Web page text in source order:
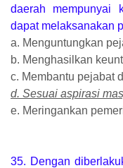
daerah mempunyai
dapat melaksanakan
a. Menguntungkan
b. Menghasilkan
c. Membantu pejabat
d. Sesuai aspirasi
e. Meringankan
35. Dengan